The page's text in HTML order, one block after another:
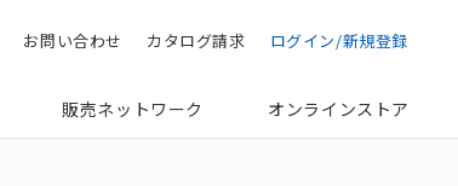
検索 ログイン/新規登録
カタログ請求
お問い合わせ
販売ネットワーク オンラインストア